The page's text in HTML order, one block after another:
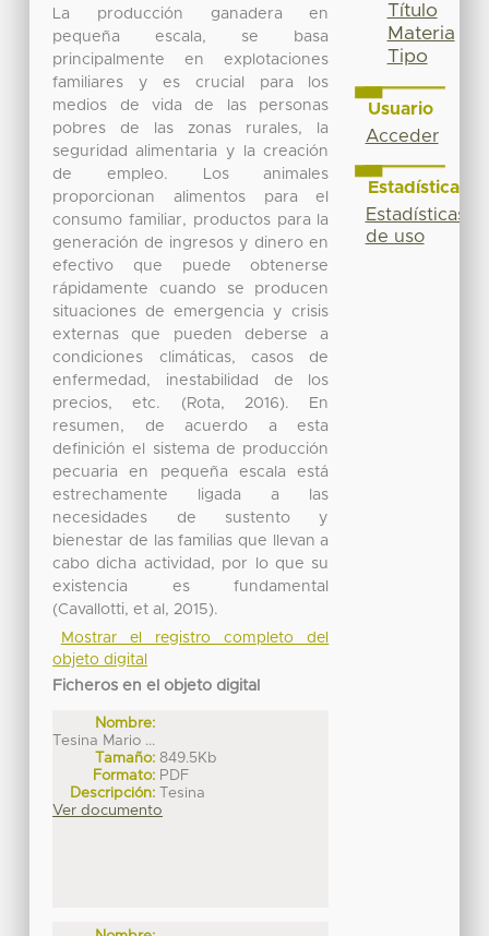
La producción ganadera en
pequeña escala, se basa
principalmente en explotaciones
familiares y es crucial para los
medios de vida de las personas
pobres de las zonas rurales, la
seguridad alimentaria y la creación
de empleo. Los animales
proporcionan alimentos para el
consumo familiar, productos para la
generación de ingresos y dinero en
efectivo que puede obtenerse
rápidamente cuando se producen
situaciones de emergencia y crisis
externas que pueden deberse a
condiciones climáticas, casos de
enfermedad, inestabilidad de los
precios, etc. (Rota, 2016). En
resumen, de acuerdo a esta
definición el sistema de producción
pecuaria en pequeña escala está
estrechamente ligada a las
necesidades de sustento y
bienestar de las familias que llevan a
cabo dicha actividad, por lo que su
existencia es fundamental
(Cavallotti, et al, 2015).
Mostrar el registro completo del
objeto digital
Ficheros en el objeto digital
Nombre:
Tesina Mario ...
Tamaño: 849.5Kb
Formato: PDF
Descripción:
Tesina
Ver documento
Título
Materia
Tipo
Usuario
Acceder
Estadísticas
Estadísticas
de uso